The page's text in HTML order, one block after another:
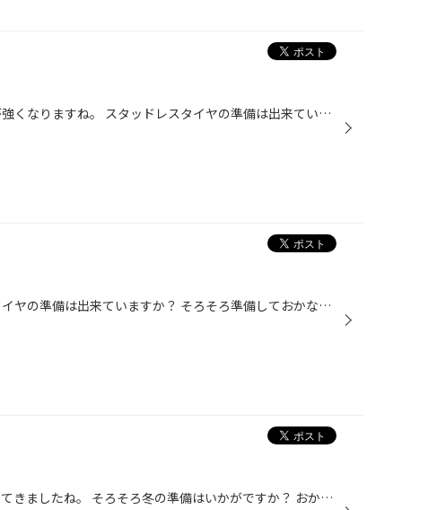
こんにちは。 日々冷え込みが強くなりますね。 スタッドレスタイヤの準備は出来ていますか？ 今週末よりタイヤ館竜王の周年祭協賛セール 開催します。 スタッドレスタイヤもお手頃価格の物も用意 してありますので是非ご来店ください。
こんにちは。 スタッドレスタイヤの準備は出来ていますか？ そろそろ準備しておかないとサイズによっては 間に合わない物も出てきています。 レアサイズのお客様は特に早めにご用意ください。 今予約いただいても履き替えまでは当店でお預かり 出来ます
こんにちは。 だいぶ寒くなってきましたね。 そろそろ冬の準備はいかがですか？ おかげさまで新スタッドレスのVRX2の ご予約をだいぶ頂いてます。 今の時期に予約しておけば安心ですね。